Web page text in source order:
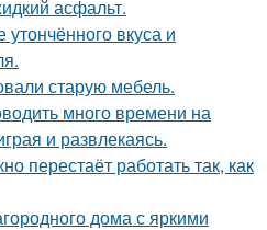
асфальт.
вкуса и
старую мебель.
много времени на
и развлекаясь.
перестаёт работать так, как
дома с яркими